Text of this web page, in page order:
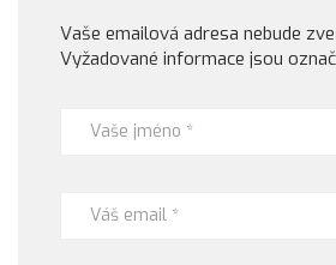
Vaše emailová adresa nebude
Vyžadované informace jsou